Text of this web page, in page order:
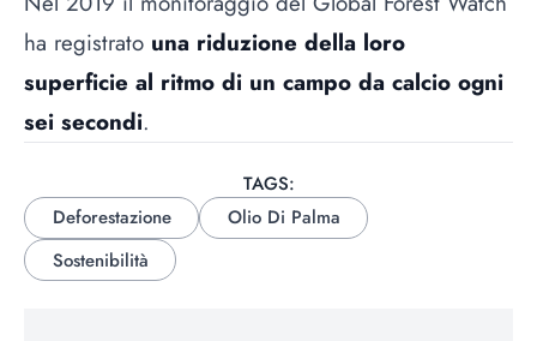
ha registrato una riduzione della loro
superficie al ritmo di un campo da calcio ogni
sei secondi.
TAGS:
Deforestazione
Olio Di Palma
Sostenibilità